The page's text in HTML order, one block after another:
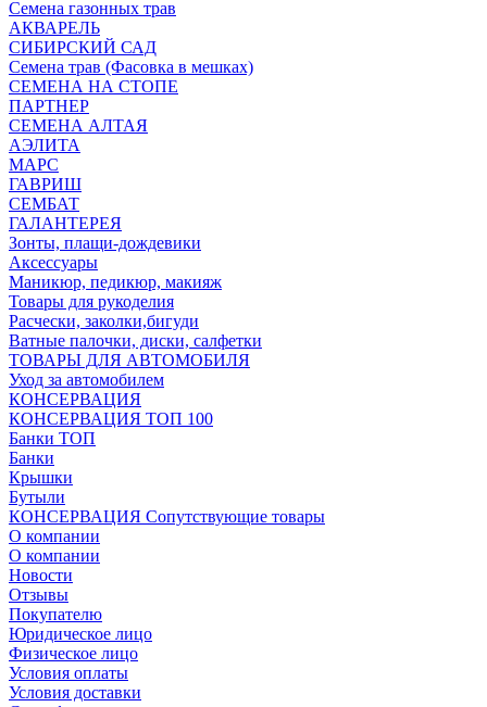
Семена газонных трав
АКВАРЕЛЬ
СИБИРСКИЙ САД
Семена трав (Фасовка в мешках)
СЕМЕНА НА СТОПЕ
ПАРТНЕР
СЕМЕНА АЛТАЯ
АЭЛИТА
МАРС
ГАВРИШ
СЕМБАТ
ГАЛАНТЕРЕЯ
Зонты, плащи-дождевики
Аксессуары
Маникюр, педикюр, макияж
Товары для рукоделия
Расчески, заколки,бигуди
Ватные палочки, диски, салфетки
ТОВАРЫ ДЛЯ АВТОМОБИЛЯ
Уход за автомобилем
КОНСЕРВАЦИЯ
КОНСЕРВАЦИЯ ТОП 100
Банки ТОП
Банки
Крышки
Бутыли
КОНСЕРВАЦИЯ Сопутствующие товары
О компании
О компании
Новости
Отзывы
Покупателю
Юридическое лицо
Физическое лицо
Условия оплаты
Условия доставки